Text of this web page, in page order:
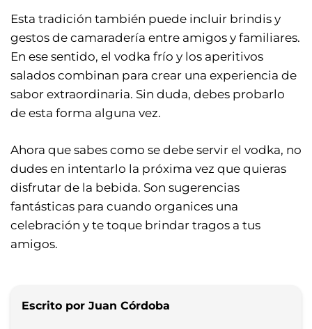
Esta tradición también puede incluir brindis y
gestos de camaradería entre amigos y familiares.
En ese sentido, el vodka frío y los aperitivos
salados combinan para crear una experiencia de
sabor extraordinaria. Sin duda, debes probarlo
de esta forma alguna vez.
Ahora que sabes como se debe servir el vodka, no
dudes en intentarlo la próxima vez que quieras
disfrutar de la bebida. Son sugerencias
fantásticas para cuando organices una
celebración y te toque brindar tragos a tus
amigos.
Escrito por Juan Córdoba